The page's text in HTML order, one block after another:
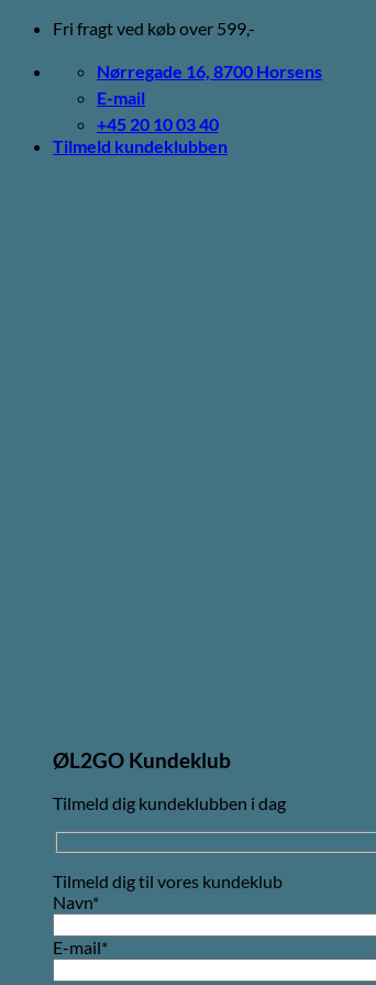
Fortsæt
indhold
Fri fragt ved køb over 599,-
Nørregade 16, 8700 Horsens
E-mail
+45 20 10 03 40
Tilmeld kundeklubben
ØL2GO Kundeklub
Tilmeld dig kundeklubben i dag
Tilmeld dig til vores kundeklub
Navn*
E-mail*